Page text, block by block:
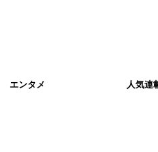
エンタメ 人気連